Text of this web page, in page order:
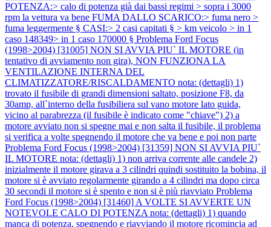
POTENZA:> calo di potenza già dai bassi regimi > sopra i 3000
rpm la vettura va bene FUMA DALLO SCARICO:> fuma nero >
fuma leggermente § CASI:> 2 casi capitati § > km veicolo > in 1
caso 148349> in 1 caso 170000 § Problema Ford Focus
(1998>2004) [31005] NON SI AVVIA PIU` IL MOTORE (in
tentativo di avviamento non gira), NON FUNZIONA LA
VENTILAZIONE INTERNA DEL
CLIMATIZZATORE/RISCALDAMENTO nota: (dettagli) 1)
trovato il fusibile di grandi dimensioni saltato, posizione F8, da
30amp, all`interno della fusibiliera sul vano motore lato guida,
vicino al parabrezza (il fusibile è indicato come "chiave") 2) a
motore avviato non si spegne mai e non salta il fusibile, il problema
si verifica a volte spegnendo il motore che va bene e poi non parte
Problema Ford Focus (1998>2004) [31359] NON SI AVVIA PIU`
IL MOTORE nota: (dettagli) 1) non arriva corrente alle candele 2)
inizialmente il motore girava a 3 cilindri quindi sostituito la bobina, il
motore si è avviato regolarmente girando a 4 cilindri ma dopo circa
30 secondi il motore si è spento e non si è più riavviato Problema
Ford Focus (1998>2004) [31460] A VOLTE SI AVVERTE UN
NOTEVOLE CALO DI POTENZA nota: (dettagli) 1) quando
manca di potenza, spegnendo e riavviando il motore ricomincia ad